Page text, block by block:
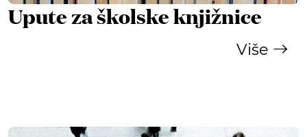
Upute za školske knjižnice
Više